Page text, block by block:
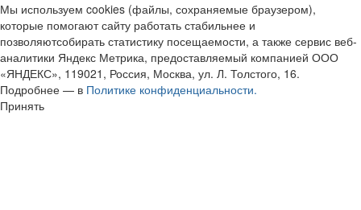
Мы используем cookies (файлы, сохраняемые браузером),
которые помогают сайту работать стабильнее и
позволяютсобирать статистику посещаемости, а также сервис веб-
аналитики Яндекс Метрика, предоставляемый компанией ООО
«ЯНДЕКС», 119021, Россия, Москва, ул. Л. Толстого, 16.
Подробнее — в Политике конфиденциальности.
Принять